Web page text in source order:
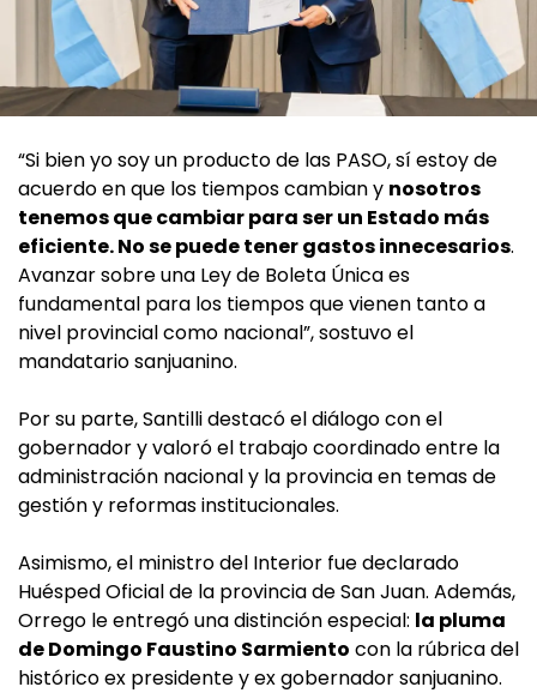
“Si bien yo soy un producto de las PASO, sí estoy de
acuerdo en que los tiempos cambian y nosotros
tenemos que cambiar para ser un Estado más
eficiente. No se puede tener gastos innecesarios.
Avanzar sobre una Ley de Boleta Única es
fundamental para los tiempos que vienen tanto a
nivel provincial como nacional”, sostuvo el
mandatario sanjuanino.
Por su parte, Santilli destacó el diálogo con el
gobernador y valoró el trabajo coordinado entre la
administración nacional y la provincia en temas de
gestión y reformas institucionales.
Asimismo, el ministro del Interior fue declarado
Huésped Oficial de la provincia de San Juan. Además,
Orrego le entregó una distinción especial: la pluma
de Domingo Faustino Sarmiento con la rúbrica del
histórico ex presidente y ex gobernador sanjuanino.